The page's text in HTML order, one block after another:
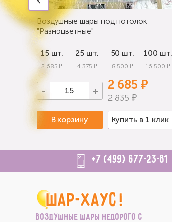
Воздушные шары под потолок
"Разноцветные"
15 шт.
2 685 ₽
25 шт.
4 375 ₽
50 шт.
8 500 ₽
100 шт.
16 500 ₽
- + 2 685 ₽
2 835 ₽
В корзину Купить в 1 клик
+7 (499) 677-23-81
Воздушные шары недорого с